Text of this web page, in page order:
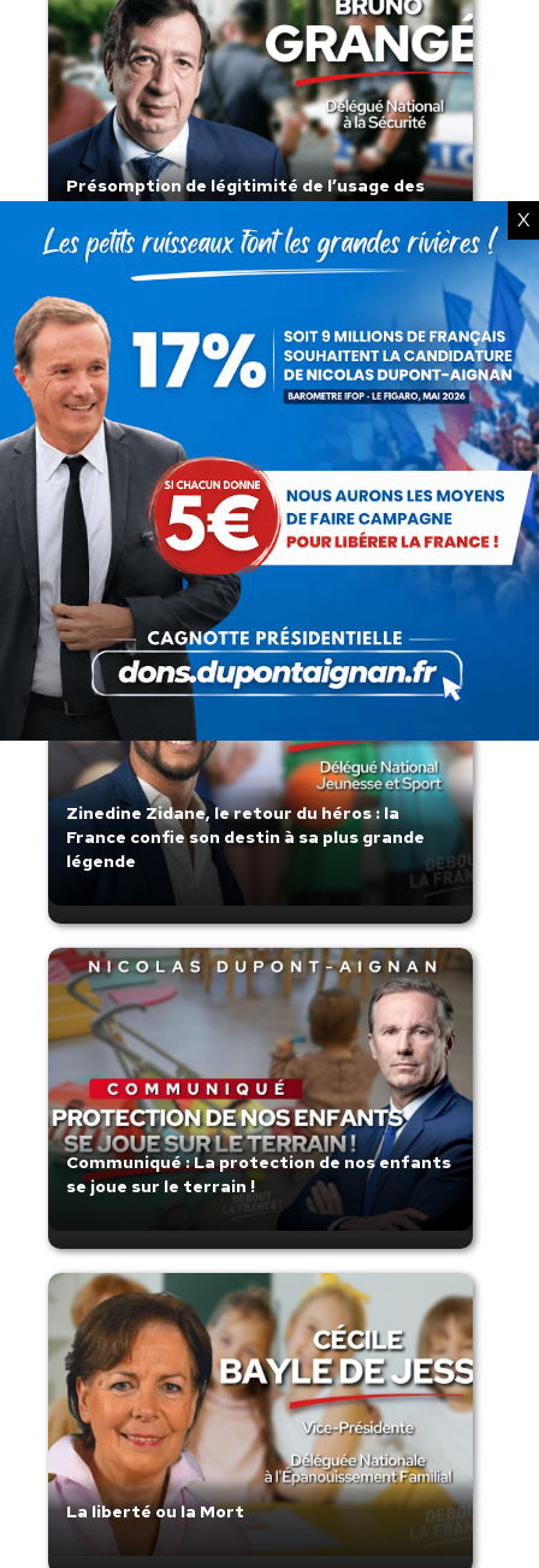
Présomption de légitimité de l’usage des
Lorsque tout flambe et que l’État
s’affaisse.
Zinedine Zidane, le retour du héros : la
France confie son destin à sa plus grande
légende
Communiqué : La protection de nos enfants
se joue sur le terrain !
La liberté ou la Mort
X